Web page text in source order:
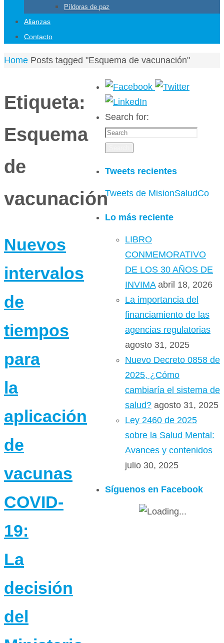
Píldoras de paz
Alianzas
Contacto
Home Posts tagged "Esquema de vacunación"
Etiqueta:
Esquema
de
vacunación
Nuevos
intervalos
de
tiempos
para
la
aplicación
de
vacunas
COVID-
19:
La
decisión
del
Search for:
Tweets recientes
Tweets de MisionSaludCo
Lo más reciente
LIBRO
CONMEMORATIVO
DE LOS 30 AÑOS DE
INVIMA abril 18, 2026
La importancia del
financiamiento de las
agencias regulatorias
agosto 31, 2025
Nuevo Decreto 0858 de
2025, ¿Cómo
cambiaría el sistema de
salud? agosto 31, 2025
Ley 2460 de 2025
sobre la Salud Mental:
Avances y contenidos
julio 30, 2025
Síguenos en Facebook